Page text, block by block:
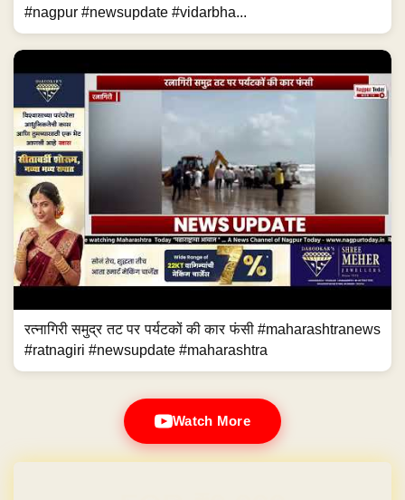
#nagpur #newsupdate #vidarbha...
रत्नागिरी समुद्र तट पर पर्यटकों की कार फंसी #maharashtranews
#ratnagiri #newsupdate #maharashtra
Watch More